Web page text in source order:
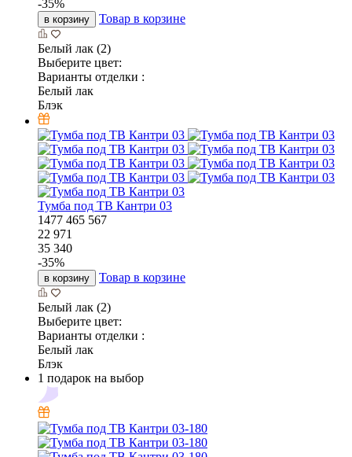
-35%
в корзину Товар в корзине
Белый лак (2)
Выберите цвет:
Варианты отделки :
Белый лак
Блэк
Тумба под ТВ Кантри 03
1477 465 567
22 971
35 340
-35%
в корзину Товар в корзине
Белый лак (2)
Выберите цвет:
Варианты отделки :
Белый лак
Блэк
1 подарок на выбор